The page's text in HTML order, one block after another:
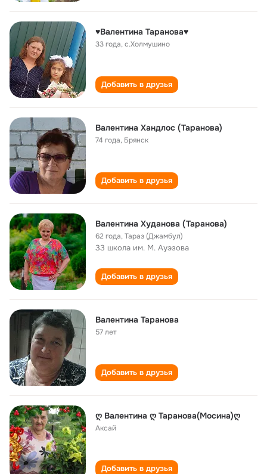
♥Валентина Таранова♥
33 года,с.Холмушино
Добавить в друзья
Валентина Хандлос (Таранова)
74 года, Брянск
Добавить в друзья
Валентина Худанова (Таранова)
62 года,Тараз (Джамбул)
33 школа им. М. Ауэзова
Добавить в друзья
Валентина Таранова
57 лет
Добавить в друзья
ღ Валентина ღ Таранова(Мосина)ღ
Аксай
Добавить в друзья